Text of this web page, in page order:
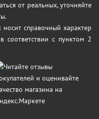
от реальных, уточняйте
справочный характер
соответствии с пунктом 2